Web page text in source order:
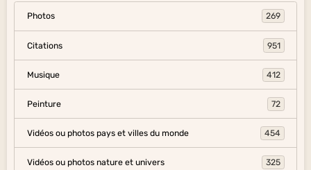
Photos 269
Citations 951
Musique 412
Peinture 72
Vidéos ou photos pays et villes du monde 454
Vidéos ou photos nature et univers 325